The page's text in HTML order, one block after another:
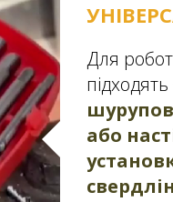
Для
підходять
або